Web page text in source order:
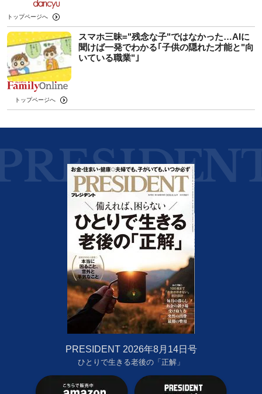
トップページへ
スマホ三昧="残念な子"ではなかった…AIに
聞けば一発でわかる｢子供の隠れた才能と"向
いている職業"｣
トップページへ
PRESIDENT 2026年8月14日号
ひとりで生きる老後の「正解」